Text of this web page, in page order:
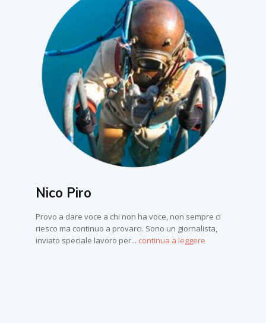
Nico Piro
Provo a dare voce a chi non ha voce, non sempre ci
riesco ma continuo a provarci. Sono un giornalista,
inviato speciale lavoro per... continua a leggere